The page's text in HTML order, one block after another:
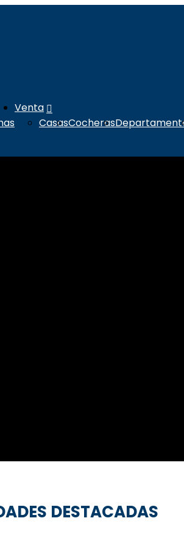
Venta
CasasCocheras
DESTACADAS